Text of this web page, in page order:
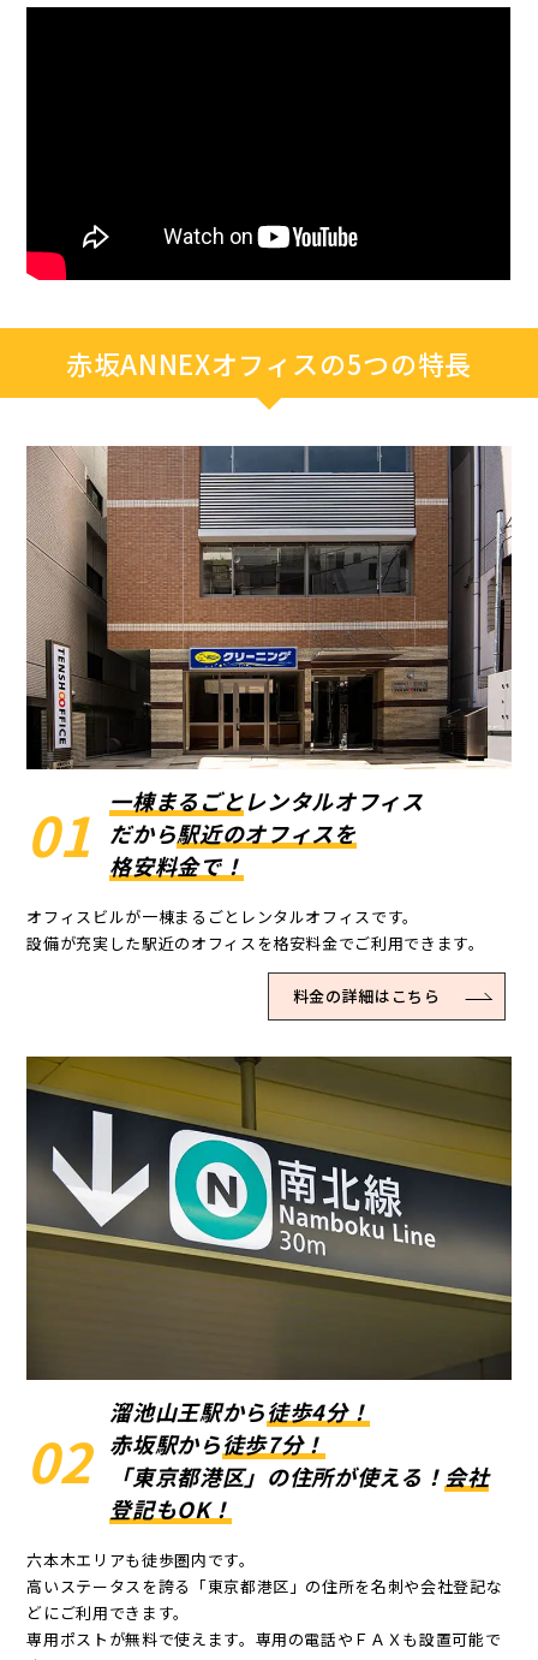
赤坂ANNEXオフィスの5つの特長
01 一棟まるごとレンタルオフィス
だから駅近のオフィスを
格安料金で！
オフィスビルが一棟まるごとレンタルオフィスです。
設備が充実した駅近のオフィスを格安料金でご利用できます。
料金の詳細はこちら
02
溜池山王駅から徒歩4分！
赤坂駅から徒歩7分！
「東京都港区」の住所が使える！ 会社
登記もOK！
六本木エリアも徒歩圏内です。
高いステータスを誇る「東京都港区」の住所を名刺や会社登記な
どにご利用できます。
専用ポストが無料で使えます。専用の電話やＦＡＸも設置可能で